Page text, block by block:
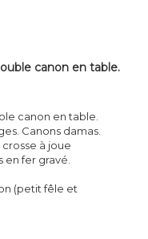
canon en table.
canon en table.
Canons damas.
à joue
fer gravé.
(petit fêle et